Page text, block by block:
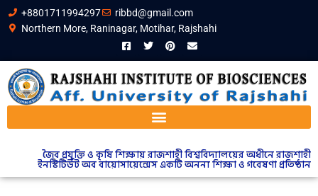
+8801711994297
ribbd@gmail.com
Northern More, Raninagar, Motihar, Rajshahi
জৈব প্রযুক্তি ও কৃষি শিক্ষায় রাজশাহী বিশ্ববিদ্যালয়ের অধীনে রাজশাহী
ইনস্টিটিউট অব বায়োসায়েন্সেস একটি অনন্য শিক্ষা ও গবেষণা প্রতিষ্ঠান